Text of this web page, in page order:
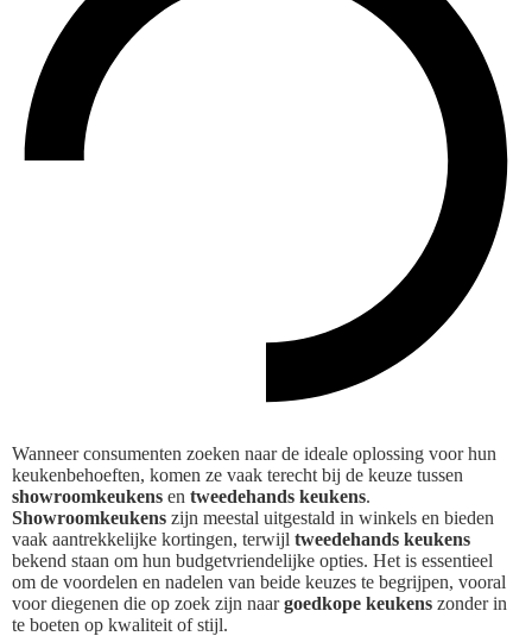
Wanneer consumenten zoeken naar de ideale oplossing voor hun
keukenbehoeften, komen ze vaak terecht bij de keuze tussen
showroomkeukens en tweedehands keukens.
Showroomkeukens zijn meestal uitgestald in winkels en bieden
vaak aantrekkelijke kortingen, terwijl tweedehands keukens
bekend staan om hun budgetvriendelijke opties. Het is essentieel
om de voordelen en nadelen van beide keuzes te begrijpen, vooral
voor diegenen die op zoek zijn naargoedkope keukens zonder in
te boeten op kwaliteit of stijl.